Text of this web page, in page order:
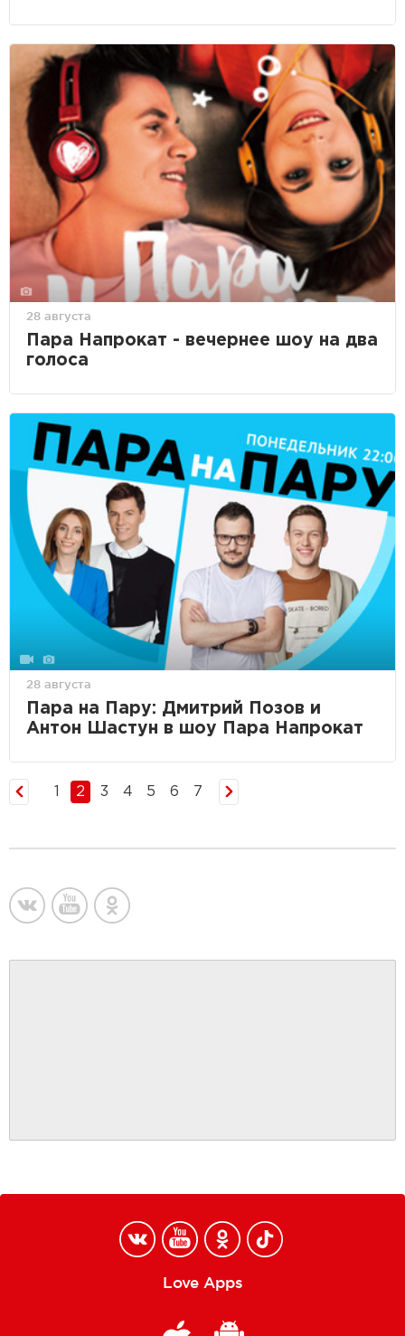
28 августа
Пара Напрокат - вечернее шоу на два
голоса
28 августа
Пара на Пару: Дмитрий Позов и
Антон Шастун в шоу Пара Напрокат
2 3 4 5 6 7
Love Apps